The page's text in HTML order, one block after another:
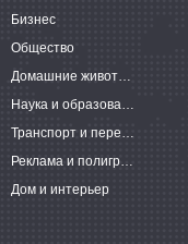
Бизнес
Общество
Домашние животные
Наука и образование
Транспорт и перевозки
Реклама и полиграфия
Дом и интерьер